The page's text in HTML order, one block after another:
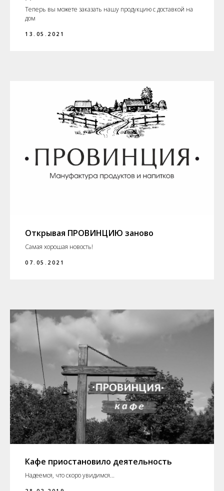
Теперь вы можете заказать нашу продукцию с доставкой на
дом
13.05.2021
Открывая ПРОВИНЦИЮ заново
Самая хорошая новость!
07.05.2021
Кафе приостановило деятельность
Надеемся, что скоро увидимся...